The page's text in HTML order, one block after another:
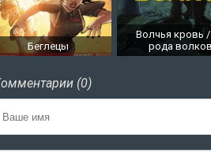
Беглецы
Волчья кровь
рода волков
(0)